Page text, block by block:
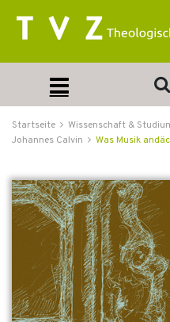
Startseite Wissenschaft &
Johannes Calvin
Was Musik